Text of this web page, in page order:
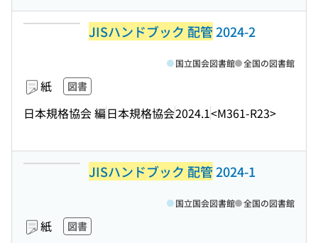
JISハンドブック 配管2024-2
紙 図書
日本規格協会 編日本規格協会2024.1<M361-R23>
国立国会図書館 全国の図書館
JISハンドブック 配管2024-1
紙 図書
国立国会図書館 全国の図書館